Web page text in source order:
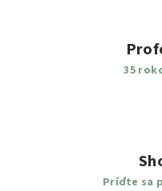
35
Príďte sa